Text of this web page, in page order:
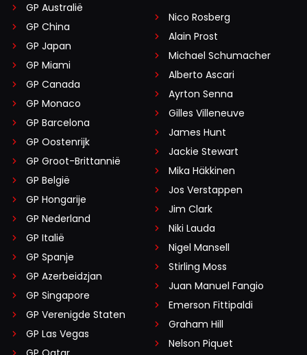
GP Australië
GP China
GP Japan
GP Miami
GP Canada
GP Monaco
GP Barcelona
GP Oostenrijk
GP Groot-Brittannië
GP België
GP Hongarije
GP Nederland
GP Italië
GP Spanje
GP Azerbeidzjan
GP Singapore
GP Verenigde Staten
GP Las Vegas
Nico Rosberg
Alain Prost
Michael Schumacher
Alberto Ascari
Ayrton Senna
Gilles Villeneuve
James Hunt
Jackie Stewart
Mika Häkkinen
Jos Verstappen
Jim Clark
Niki Lauda
Nigel Mansell
Stirling Moss
Juan Manuel Fangio
Emerson Fittipaldi
Graham Hill
Nelson Piquet